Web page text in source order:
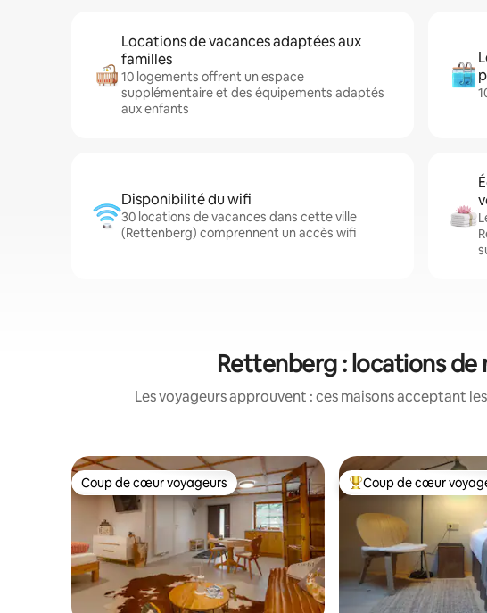
Locations de vacances adaptées aux
familles
10 logements offrent un espace
supplémentaire et des équipements adaptés
aux enfants
Disponibilité du wifi
30 locations de vacances dans cette ville
(Rettenberg) comprennent un accès wifi
Rettenberg : locations de
Les voyageurs approuvent : ces maisons acceptant
Coup de cœur voyageurs
Coup de cœur voyageurs Coups de cœur
Coup de cœur